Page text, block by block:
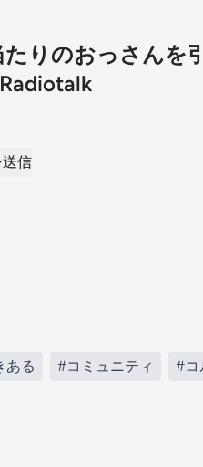
りのおっさんを
信
ある #コミュニティ #コ